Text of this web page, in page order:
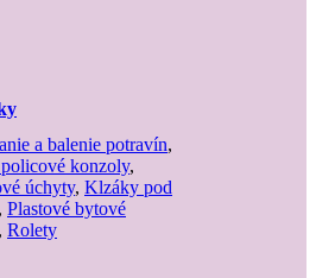
a balenie potravín,
konzoly,
úchyty, Klzáky pod
, Plastové bytové
Rolety